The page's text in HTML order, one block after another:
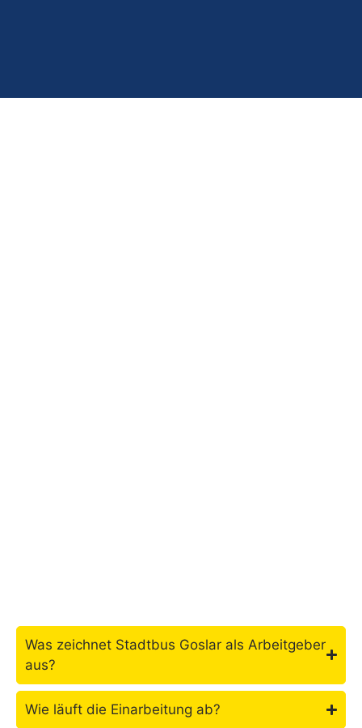
Was zeichnet Stadtbus Goslar als Arbeitgeber
aus?
Wie läuft die Einarbeitung ab?